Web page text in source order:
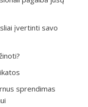
įvertinti savo
sprendimas